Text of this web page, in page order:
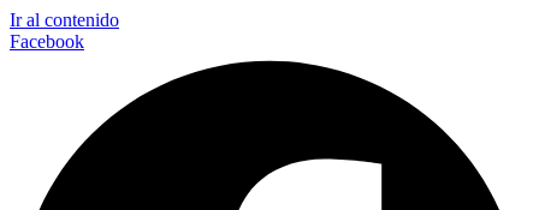
Ir al contenido
Facebook